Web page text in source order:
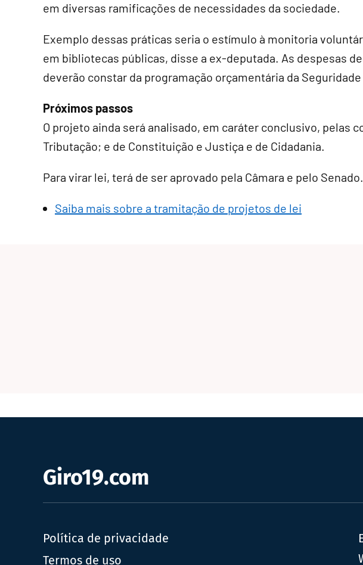
em diversas ramificações de necessidades da sociedade.
Exemplo dessas práticas seria o estímulo à monitoria
em bibliotecas públicas, disse a ex-deputada. As despesas
deverão constar da programação orçamentária da
Próximos passos
O projeto ainda será analisado, em caráter conclusivo, pelas
Tributação; e de Constituição e Justiça e de Cidadania.
Para virar lei, terá de ser aprovado pela Câmara e pelo Senado.
Saiba mais sobre a tramitação de projetos de lei
Giro19.com
Política de privacidade
Termos de uso